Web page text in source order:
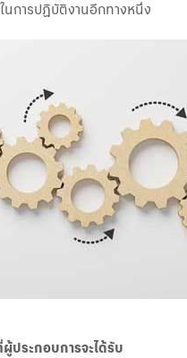
นการปฏิบัติงานอีกทางหนึ่ง
ผู้ประกอบการจะได้รับ